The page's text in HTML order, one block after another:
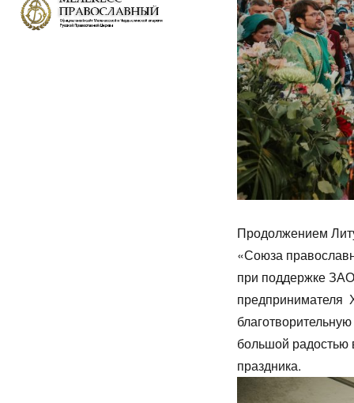
Продолжением
«Союза
при поддержке
предпринимателя
большой радостью
праздника.